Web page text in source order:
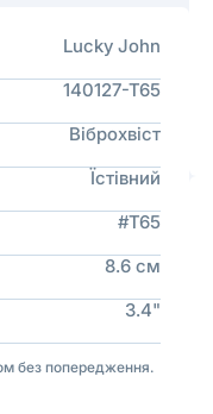
Lucky John
140127-T65
Віброхвіст
Їстівний
#T65
8.6 см
3.4"
без попередження.